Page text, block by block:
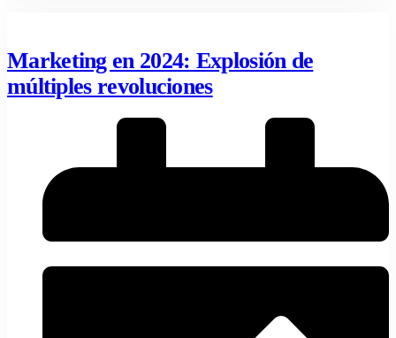
Marketing en 2024: Explosión de
múltiples revoluciones